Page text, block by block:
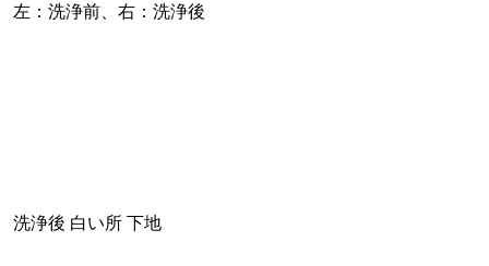
左：洗浄前、右：洗浄後
洗浄後 白い所 下地